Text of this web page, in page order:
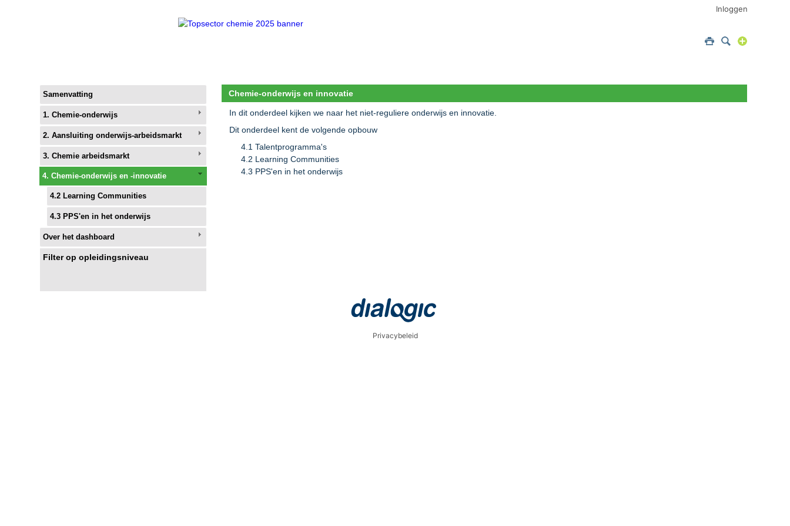
Inloggen
Samenvatting
1. Chemie-onderwijs
2. Aansluiting onderwijs-arbeidsmarkt
3. Chemie arbeidsmarkt
4. Chemie-onderwijs en -innovatie
4.2 Learning Communities
4.3 PPS'en in het onderwijs
Over het dashboard
Filter op opleidingsniveau
Chemie-onderwijs en innovatie
In dit onderdeel kijken we naar het niet-reguliere onderwijs en innovatie.
Dit onderdeel kent de volgende opbouw
4.1 Talentprogramma's
4.2 Learning Communities
4.3 PPS'en in het onderwijs
Privacybeleid